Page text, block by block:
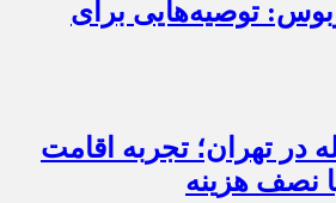
توصیه‌هایی برای
در تهران؛ تجربه اقامت
نصف هزینه